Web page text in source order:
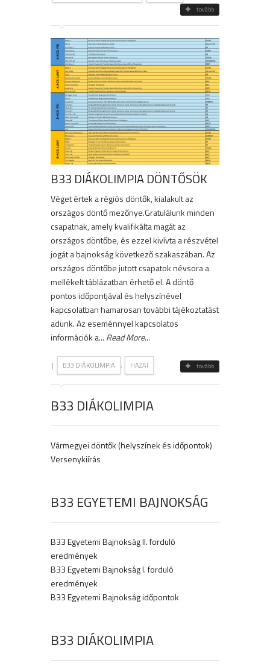
tovább
B33 DIÁKOLIMPIA DÖNTŐSÖK
Véget értek a régiós döntők, kialakult az
országos döntő mezőnye.Gratulálunk minden
csapatnak, amely kvalifikálta magát az
országos döntőbe, és ezzel kivívta a részvétel
jogát a bajnokság következő szakaszában. Az
országos döntőbe jutott csapatok névsora a
mellékelt táblázatban érhető el. A döntő
pontos időpontjával és helyszínével
kapcsolatban hamarosan további tájékoztatást
adunk. Az eseménnyel kapcsolatos
információk a... Read More...
| B33 DIÁKOLIMPIA , HAZAI tovább
B33 DIÁKOLIMPIA
Vármegyei döntők (helyszínek és időpontok)
Versenykiírás
B33 EGYETEMI BAJNOKSÁG
B33 Egyetemi Bajnokság II. forduló
eredmények
B33 Egyetemi Bajnokság I. forduló
eredmények
B33 Egyetemi Bajnokság időpontok
B33 DIÁKOLIMPIA